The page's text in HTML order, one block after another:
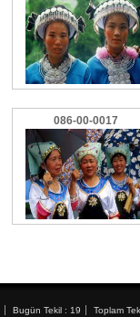
086-00-0017
Bugün Tekil : 19 Toplam